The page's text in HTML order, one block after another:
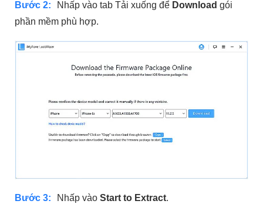
Bước 2: Nhấp vào tab Tải xuống để Download gói
phần mềm phù hợp.
Bước 3: Nhấp vào Start to Extract.